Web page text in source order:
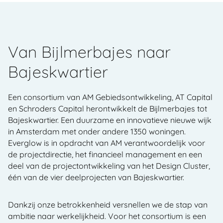
Van Bijlmerbajes naar
Bajeskwartier
Een consortium van AM Gebiedsontwikkeling, AT Capital
en Schroders Capital herontwikkelt de Bijlmerbajes tot
Bajeskwartier. Een duurzame en innovatieve nieuwe wijk
in Amsterdam met onder andere 1350 woningen.
Everglow is in opdracht van AM verantwoordelijk voor
de projectdirectie, het financieel management en een
deel van de projectontwikkeling van het Design Cluster,
één van de vier deelprojecten van Bajeskwartier.
Dankzij onze betrokkenheid versnellen we de stap van
ambitie naar werkelijkheid. Voor het consortium is een